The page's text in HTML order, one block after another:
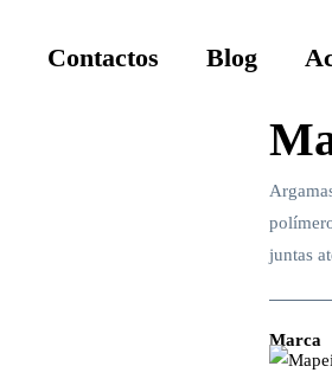
Contactos Blog
juntas
Marca